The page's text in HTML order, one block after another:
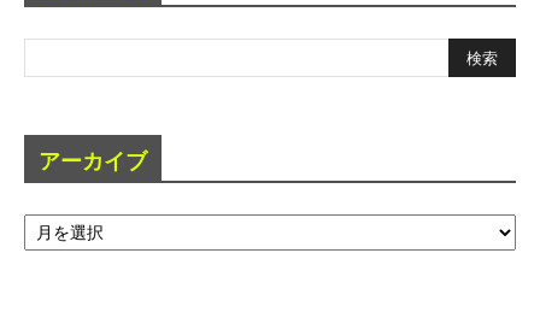
アーカイブ
ア
ー